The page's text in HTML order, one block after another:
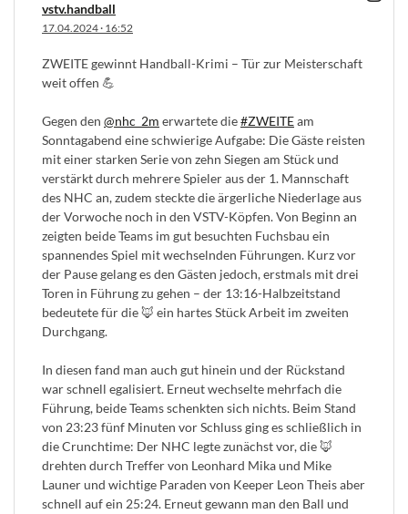
vstv.handball
17.04.2024· 16:52
ZWEITE gewinnt Handball-Krimi – Tür zur Meisterschaft
weit offen 💪
Gegen den @nhc_2m erwartete die#ZWEITEam
Sonntagabend eine schwierige Aufgabe: Die Gäste reisten
mit einer starken Serie von zehn Siegen am Stück und
verstärkt durch mehrere Spieler aus der 1. Mannschaft
des NHC an, zudem steckte die ärgerliche Niederlage aus
der Vorwoche noch in den VSTV-Köpfen. Von Beginn an
zeigten beide Teams im gut besuchten Fuchsbau ein
spannendes Spiel mit wechselnden Führungen. Kurz vor
der Pause gelang es den Gästen jedoch, erstmals mit drei
Toren in Führung zu gehen – der 13:16-Halbzeitstand
bedeutete für die 🦊 ein hartes Stück Arbeit im zweiten
Durchgang.
In diesen fand man auch gut hinein und der Rückstand
war schnell egalisiert. Erneut wechselte mehrfach die
Führung, beide Teams schenkten sich nichts. Beim Stand
von 23:23 fünf Minuten vor Schluss ging es schließlich in
die Crunchtime: Der NHC legte zunächst vor, die 🦊
drehten durch Treffer von Leonhard Mika und Mike
Launer und wichtige Paraden von Keeper Leon Theis aber
schnell auf ein 25:24. Erneut gewann man den Ball und